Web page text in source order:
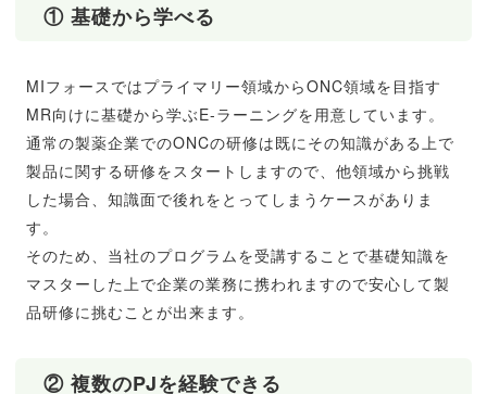
① 基礎から学べる
MIフォースではプライマリー領域からONC領域を目指す
MR向けに基礎から学ぶE-ラーニングを用意しています。
通常の製薬企業でのONCの研修は既にその知識がある上で
製品に関する研修をスタートしますので、他領域から挑戦
した場合、知識面で後れをとってしまうケースがありま
す。
そのため、当社のプログラムを受講することで基礎知識を
マスターした上で企業の業務に携われますので安心して製
品研修に挑むことが出来ます。
② 複数のPJを経験できる